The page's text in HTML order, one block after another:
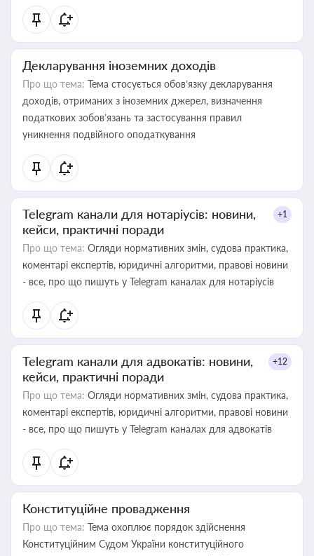
Декларування іноземних доходів
Про що тема: Тема стосується обов’язку декларування
доходів, отриманих з іноземних джерел, визначення
податкових зобов’язань та застосування правил
уникнення подвійного оподаткування
Telegram канали для нотаріусів: новини,
кейси, практичні поради
+1
Про що тема: Огляди нормативних змін, судова практика,
коментарі експертів, юридичні алгоритми, правові новини
- все, про що пишуть у Telegram каналах для нотаріусів
Telegram канали для адвокатів: новини,
кейси, практичні поради
+12
Про що тема: Огляди нормативних змін, судова практика,
коментарі експертів, юридичні алгоритми, правові новини
- все, про що пишуть у Telegram каналах для адвокатів
Конституційне провадження
Про що тема: Тема охоплює порядок здійснення
Конституційним Судом України конституційного